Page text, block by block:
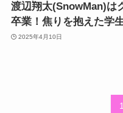
渡辺翔太(SnowMan)は
卒業！焦りを抱えた学
2025年4月10日
1